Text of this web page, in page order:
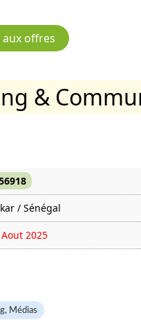
&
/ Sénégal
2025
Médias